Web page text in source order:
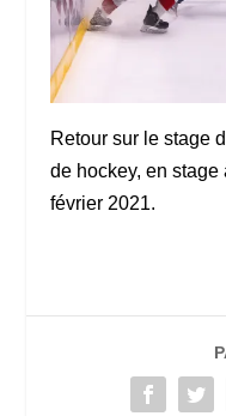
Retour sur le stage
de hockey, en
février 2021.